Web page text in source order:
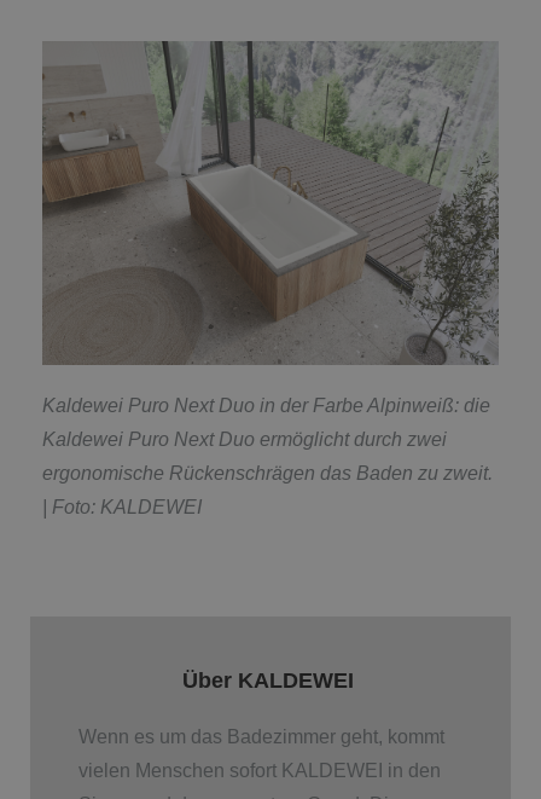
Kaldewei Puro Next Duo in der Farbe Alpinweiß: die
Kaldewei Puro Next Duo ermöglicht durch zwei
ergonomische Rückenschrägen das Baden zu zweit.
| Foto: KALDEWEI
Über KALDEWEI
Wenn es um das Badezimmer geht, kommt
vielen Menschen sofort KALDEWEI in den